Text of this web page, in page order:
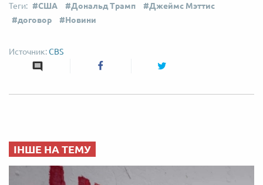
США Дональд Трамп
Джеймс Мэттис
договор
Новини
CBS
ІНШЕ НА ТЕМУ